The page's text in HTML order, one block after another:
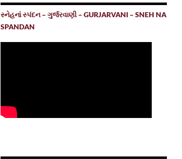
સ્નેહનાં સ્પંદન – ગુર્જરવાણી – GURJARVANI – SNEH NA
SPANDAN